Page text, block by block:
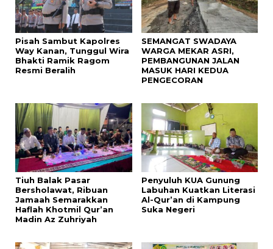
Pisah Sambut Kapolres
Way Kanan, Tunggul Wira
Bhakti Ramik Ragom
Resmi Beralih
SEMANGAT SWADAYA
WARGA MEKAR ASRI,
PEMBANGUNAN JALAN
MASUK HARI KEDUA
PENGECORAN
Tiuh Balak Pasar
Bersholawat, Ribuan
Jamaah Semarakkan
Haflah Khotmil Qur’an
Madin Az Zuhriyah
Penyuluh KUA Gunung
Labuhan Kuatkan Literasi
Al-Qur’an di Kampung
Suka Negeri